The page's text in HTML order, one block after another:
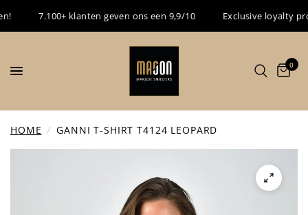
7.100+ klanten geven ons een 9,9/10 Exclusive loyalty
0
HOME / GANNI T-SHIRT T4124 LEOPARD